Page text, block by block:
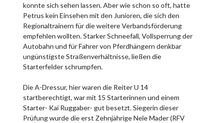
konnte sich sehen lassen. Aber wie schon so oft, hatte
Petrus kein Einsehen mit den Junioren, die sich den
Regionaltrainern für die weitere Verbandsförderung
empfehlen wollten. Starker Schneefall, Vollsperrung der
Autobahn und für Fahrer von Pferdhängern denkbar
ungünstigste Straßenverhältnisse, ließen die
Starterfelder schrumpfen.
Die A-Dressur, hier waren die Reiter U 14
startberechtigt, war mit 15 Starterinnen und einem
Starter- Kai Ruggaber- gut besetzt. Siegerin dieser
Prüfung wurde die erst Zehnjährige Nele Mader (RFV